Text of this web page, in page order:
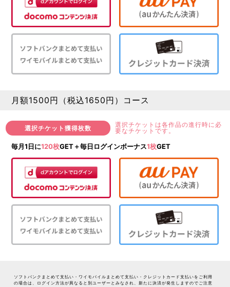
月額1500円（税込1650円）コース
選択チケット獲得枚数
選択チケットは各作品の進行時に必
要なチケットです。
毎月1日に120枚GET＋毎日ログインボーナス1枚GET
ソフトバンクまとめて支払い・ワイモバイルまとめて支払い・クレジットカード支払いをご利用
の場合は、ログイン方法が異なると別ユーザーとみなされ、新たに決済が発生しますのでご注意